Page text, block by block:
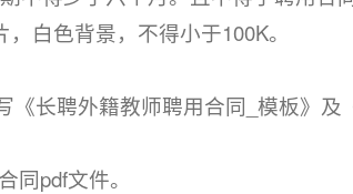
白色背景，不得小于100K。
《长聘外籍教师聘用合同_模板》
同pdf文件。